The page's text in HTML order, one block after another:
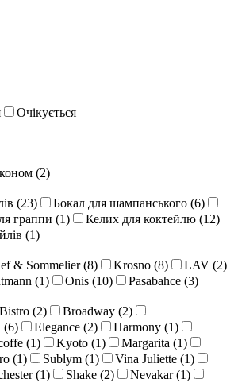
Очікується
(2)
(23) Бокал для шампанського (6)
граппи (1) Келих для коктейлю (12)
(1)
& Sommelier (8) Krosno (8) LAV (2)
(1) Onis (10) Pasabahce (3)
Bistro (2) Broadway (2)
(6) Elegance (2) Harmony (1)
(1) Kyoto (1) Margarita (1)
(1) Sublym (1) Vina Juliette (1)
(1) Shake (2) Nevakar (1)